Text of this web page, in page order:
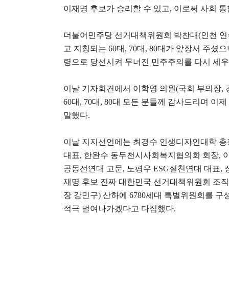
이재명 후보가 승리할 수 있고, 이로써 사회
더불어민주당 선거대책위원회 박찬대(인천
고 지칭되는 60대 , 70대 , 80대가 앞장서 주셨
령으로 당선시켜 무너진 민주주의를 다시 세
이날 기자회견에서 이학영 의원(국회 부의장,
60대 , 70대 , 80대 모든 분들께 감사드리며 이
말했다.
이날 지지선언에는 최경수 인생디자인대학 총
대표, 한완수 동두천시사회복지협의회 회장,
공동선연대 고문, 노평우 ESG실천연대 대표,
재명 후보 진짜 대한민국 선거대책위원회 조
장 강민구) 산하에 6780세대 특별위원회를 구
적극 벌여나가겠다고 다짐했다.